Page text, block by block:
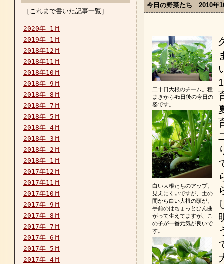
［これまで書いた記事一覧］
2020年 1月
2019年 1月
2018年12月
2018年11月
2018年10月
2018年 9月
2018年 8月
2018年 7月
2018年 5月
2018年 4月
2018年 3月
2018年 2月
2018年 1月
2017年12月
2017年11月
2017年10月
2017年 9月
2017年 8月
2017年 7月
2017年 6月
2017年 5月
2017年 4月
今日の野菜たち 2010年
二十日大根のチーム。種
まきから45日後の今日の
姿です。
白い大根たちのアップ。
見えにくいですが、土の
間から白い大根の頭が。
手前のはちょっとひん曲
がって生えてますが、こ
の子が一番元気が良いで
す。